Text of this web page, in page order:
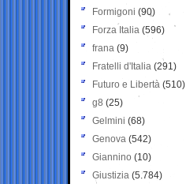
Formigoni (90)
Forza Italia (596)
frana (9)
Fratelli d'Italia (291)
Futuro e Libertà (510)
g8 (25)
Gelmini (68)
Genova (542)
Giannino (10)
Giustizia (5.784)